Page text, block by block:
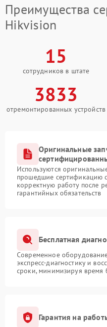
Преимущества
Hikvision
15
сотрудников в штате
3833
отремонтированных устройств
Оригинальные
Используются
прошедшие сертификацию
корректную работу после
гарантийных обязательств
Бесплатная
Современное
экспресс-диагностику и
сроки, минимизируя время
Гарантия на